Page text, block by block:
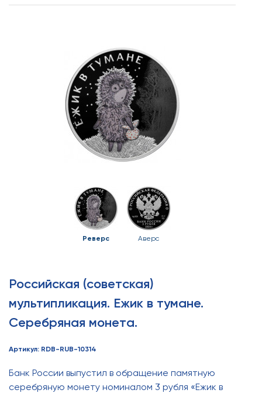
Реверс Аверс
Российская (советская)
мультипликация. Ежик в тумане.
Серебряная монета.
Артикул: RDB-RUB-10314
Банк России выпустил в обращение памятную
серебряную монету номиналом 3 рубля «Ежик в